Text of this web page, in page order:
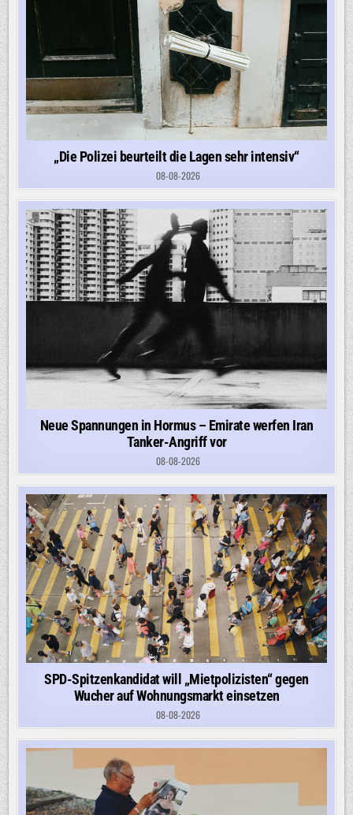
„Die Polizei beurteilt die Lagen sehr intensiv“
08-08-2026
Neue Spannungen in Hormus – Emirate werfen Iran
Tanker-Angriff vor
08-08-2026
SPD-Spitzenkandidat will „Mietpolizisten“ gegen
Wucher auf Wohnungsmarkt einsetzen
08-08-2026